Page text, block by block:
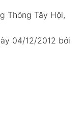
Thông Tây Hội,
04/12/2012 bởi